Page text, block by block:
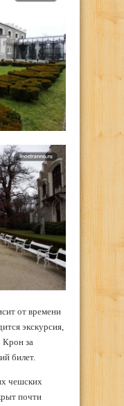
от времени
экскурсия,
Крон за
билет.
чешских
почти